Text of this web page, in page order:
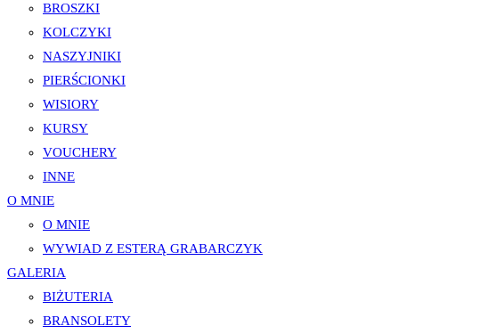
BROSZKI
KOLCZYKI
NASZYJNIKI
PIERŚCIONKI
WISIORY
KURSY
VOUCHERY
INNE
O MNIE
O MNIE
WYWIAD Z ESTERĄ GRABARCZYK
GALERIA
BIŻUTERIA
BRANSOLETY